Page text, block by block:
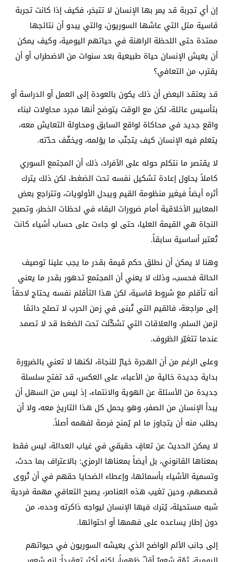
إن أي تجربة قد يمر بها الإنسان لا تتبخر، فكيف إذا كانت تجربة
قاسية متل التي عاشها السوريون، والتي يبدو أن نتائجها
ممتدة حتى اللحظة الراهنة في حياتهم اليومية، وكيف يمكن
أن يعيش الإنسان حياة طبيعية بعد سنوات من الاضطراب أو أن
يقترب من التعافي؟
قد يعتقد البعض أن ذلك يكون بالعودة إلى العمل أو الدراسة أو
بتأسيس عائلة، لكن مع الوقت يتوضح أنها مجرد محاولات لبناء
واقع جديد في محاكاة لواقع السابق ومحاولة التعايش معه،
يتعلم فيه الإنسان كيف يتجنّب ما يؤلمه، ويخفّف حدّته.
لا يقتصر ما نتكلم حوله على الأفراد، ذلك أن المجتمع السوري
كاملاً يحاول إعادة تشكيل نفسه تحت الضغط، لكن ذلك يترك
أثره أيضاً فيغير منظومة القيم ويبدل الأولويات، وتتراجع بعض
المعايير الأخلاقية أمام ضرورات البقاء في لحظات الخطر، وتصبح
النجاة هي القيمة العليا، حتى لو جاءت على حساب أشياء كانت
تُعتبر أساسية سابقاً.
وهنا لا يمكن أن نطلق حكم قيمة بقدر ما يجب علينا توصيف
الحالة فحسب، وذلك لا يعني أن المجتمع تدهور بقدر ما يعني
أنه تأقلم مع شروط قاسية، لكن هذا التأقلم نفسه يحتاج لاحقاً
إلى مراجعة، فالقيم التي تُبنى في زمن الحرب لا تصلح دائمًا
لزمن السلم، والعلاقات التي تشكّلت تحت الضغط قد لا تصمد
عندما تتغيّر الظروف.
وعلى الرغم من أن الهجرة خيارٌ للنجاة، لكنها لا تعني بالضرورة
بداية جديدة خالية من الأعباء، على العكس، قد تفتح سلسلة
جديدة من الأسئلة عن الهوية والانتماء، إذ ليس من السهل أن
يبدأ الإنسان من الصفر، وهو يحمل كل هذا التاريخ معه، ولا أن
يطلب منه أن يتجاوز ما لم يُمنح فرصة لفهمه أصلاً.
لا يمكن الحديث عن تعافٍ حقيقي في غياب العدالة، ليس فقط
بمعناها القانوني، بل أيضاً بمعناها الرمزي: بالاعتراف بما حدث،
وتسمية الأشياء بأسمائها، وإعطاء الضحايا حقهم في أن تُروى
قصصهم، وحين تغيب هذه العناصر، يصبح التعافي مهمة فردية
شبه مستحيلة، يُترك فيها الإنسان ليواجه ذاكرته وحده، من
دون إطار يساعده على فهمها أو احتوائها.
إلى جانب الألم الواضح الذي يعيشه السوريون في حيواتهم